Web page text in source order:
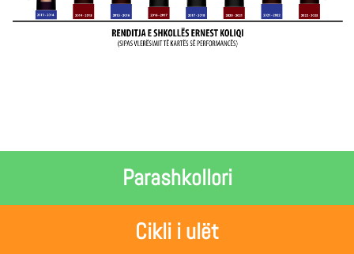
Parashkollori
Cikli i ulët